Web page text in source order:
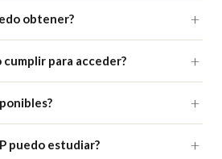
obtener?
para acceder?
puedo estudiar?